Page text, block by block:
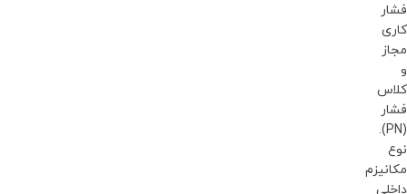
فشار
کاری
مجاز
و
کلاس
فشار
(PN).
نوع
مکانیزم
داخلی